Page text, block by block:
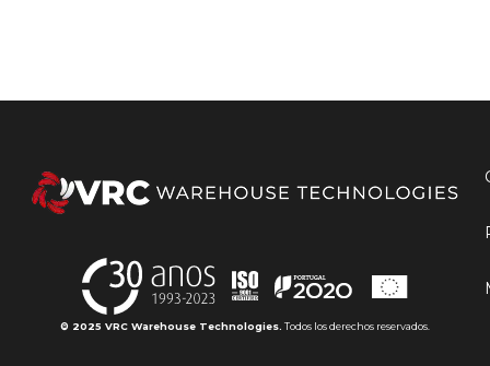
© 2025 VRC Warehouse Technologies. Todos los derechos reservados.